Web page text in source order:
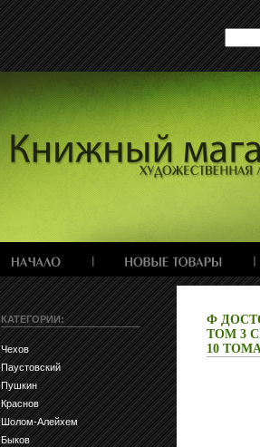
КАТЕГОРИИ:
Чехов
Паустовский
Пушкин
Краснов
Шолом-Алейхем
Быков
Ф
ТОМ 3
10